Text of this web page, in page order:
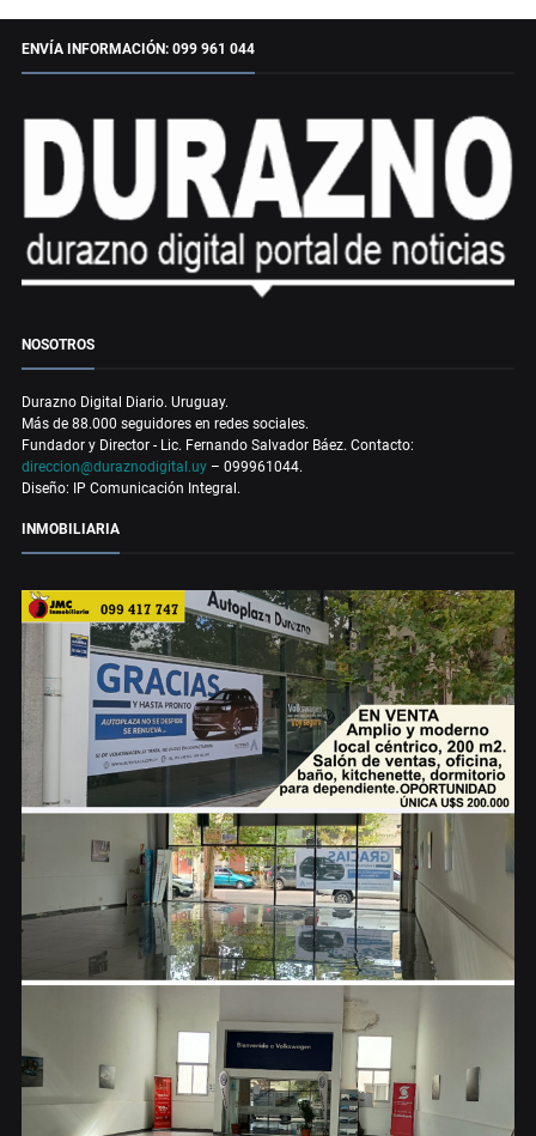
ENVÍA INFORMACIÓN: 099 961 044
NOSOTROS
Durazno Digital Diario. Uruguay.
Más de 88.000 seguidores en redes sociales.
Fundador y Director - Lic. Fernando Salvador Báez. Contacto:
direccion@duraznodigital.uy – 099961044.
Diseño: IP Comunicación Integral.
INMOBILIARIA